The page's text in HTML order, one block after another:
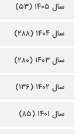
سال ۱۴۰۵ (۵۳)
سال ۱۴۰۴ (۲۸۸)
سال ۱۴۰۳ (۲۸۰)
سال ۱۴۰۲ (۱۳۶)
سال ۱۴۰۱ (۸۵)